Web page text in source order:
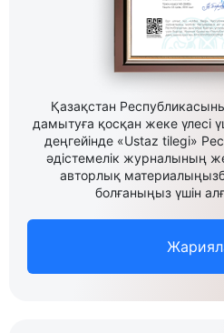
Қазақстан
дамытуға қосқан жеке үлесі
деңгейінде «Ustaz tilegi»
әдістемелік журналының
авторлық
болғаныңыз үшін